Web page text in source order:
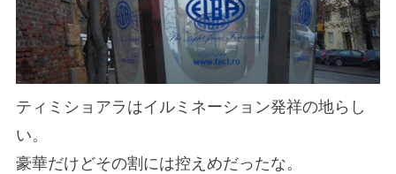
ティミショアラはイルミネーション発祥の地らし
い。
豪華だけどその割には控えめだったな。